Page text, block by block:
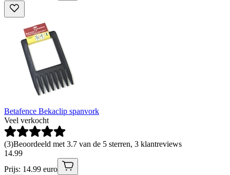
Betafence Bekaclip spanvork
Veel verkocht
(3)Beoordeeld met 3.7 van de 5 sterren, 3 klantreviews
14.99
Prijs: 14.99 euro